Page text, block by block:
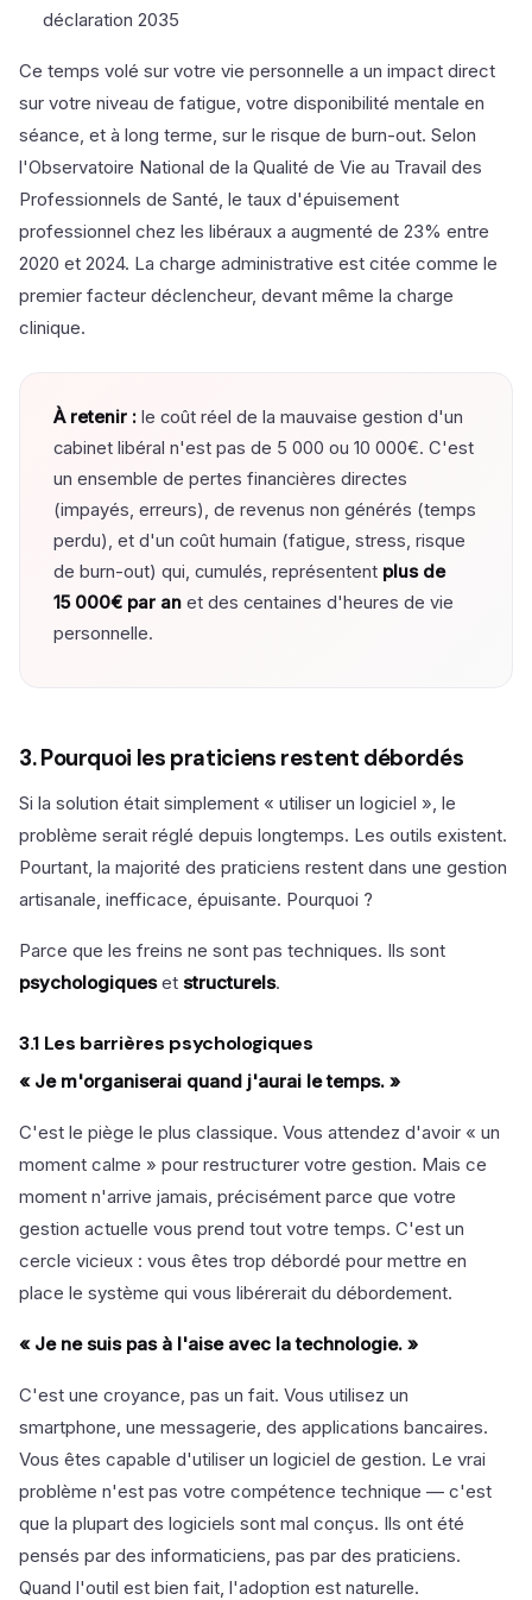
déclaration 2035
Ce temps volé sur votre vie personnelle a un impact direct
sur votre niveau de fatigue, votre disponibilité mentale en
séance, et à long terme, sur le risque de burn-out. Selon
l'Observatoire National de la Qualité de Vie au Travail des
Professionnels de Santé, le taux d'épuisement
professionnel chez les libéraux a augmenté de 23% entre
2020 et 2024. La charge administrative est citée comme le
premier facteur déclencheur, devant même la charge
clinique.
À retenir : le coût réel de la mauvaise gestion d'un
cabinet libéral n'est pas de 5 000 ou 10 000€. C'est
un ensemble de pertes financières directes
(impayés, erreurs), de revenus non générés (temps
perdu), et d'un coût humain (fatigue, stress, risque
de burn-out) qui, cumulés, représentent plus de
15 000€ par an et des centaines d'heures de vie
personnelle.
3. Pourquoi les praticiens restent débordés
Si la solution était simplement « utiliser un logiciel », le
problème serait réglé depuis longtemps. Les outils existent.
Pourtant, la majorité des praticiens restent dans une gestion
artisanale, inefficace, épuisante. Pourquoi ?
Parce que les freins ne sont pas techniques. Ils sont
psychologiqueset structurels.
3.1 Les barrières psychologiques
« Je m'organiserai quand j'aurai le temps. »
C'est le piège le plus classique. Vous attendez d'avoir « un
moment calme » pour restructurer votre gestion. Mais ce
moment n'arrive jamais, précisément parce que votre
gestion actuelle vous prend tout votre temps. C'est un
cercle vicieux : vous êtes trop débordé pour mettre en
place le système qui vous libérerait du débordement.
« Je ne suis pas à l'aise avec la technologie. »
C'est une croyance, pas un fait. Vous utilisez un
smartphone, une messagerie, des applications bancaires.
Vous êtes capable d'utiliser un logiciel de gestion. Le vrai
problème n'est pas votre compétence technique — c'est
que la plupart des logiciels sont mal conçus. Ils ont été
pensés par des informaticiens, pas par des praticiens.
Quand l'outil est bien fait, l'adoption est naturelle.